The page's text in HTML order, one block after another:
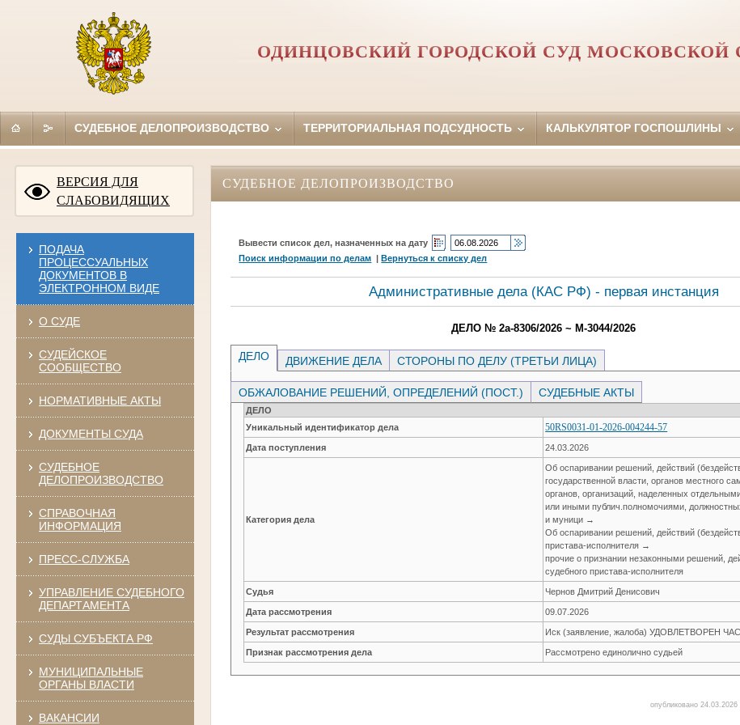
ОДИНЦОВСКИЙ ГОРОДСКОЙ СУД МОСКОВСКОЙ
СУДЕБНОЕ ДЕЛОПРОИЗВОДСТВО ТЕРРИТОРИАЛЬНАЯ ПОДСУДНОСТЬ КАЛЬКУЛЯТОР ГОСПОШЛИНЫ
ВЕРСИЯ ДЛЯ
СЛАБОВИДЯЩИХ
ПОДАЧА
ПРОЦЕССУАЛЬНЫХ
ДОКУМЕНТОВ В
ЭЛЕКТРОННОМ ВИДЕ
О СУДЕ
СУДЕЙСКОЕ
СООБЩЕСТВО
НОРМАТИВНЫЕ АКТЫ
ДОКУМЕНТЫ СУДА
СУДЕБНОЕ
ДЕЛОПРОИЗВОДСТВО
СПРАВОЧНАЯ
ИНФОРМАЦИЯ
ПРЕСС-СЛУЖБА
УПРАВЛЕНИЕ СУДЕБНОГО
ДЕПАРТАМЕНТА
СУДЫ СУБЪЕКТА РФ
МУНИЦИПАЛЬНЫЕ
ОРГАНЫ ВЛАСТИ
ВАКАНСИИ
СУДЕБНОЕ ДЕЛОПРОИЗВОДСТВО
Вывести список дел, назначенных на дату
Поиск информации по делам |Вернуться к списку дел
Административные дела (КАC РФ) - первая инстанция
ДЕЛО № 2а-8306/2026 ~ М-3044/2026
ДЕЛО ДВИЖЕНИЕ ДЕЛА СТОРОНЫ ПО ДЕЛУ (ТРЕТЬИ ЛИЦА)
ОБЖАЛОВАНИЕ РЕШЕНИЙ, ОПРЕДЕЛЕНИЙ (ПОСТ.) СУДЕБНЫЕ АКТЫ
ДЕЛО
Уникальный идентификатор дела
50RS0031-01-2026-004244-57
Дата поступления 24.03.2026
Категория дела
Об оспаривании решений, действий
государственной власти, органов местного
органов, организаций, наделенных
или иными публич.полномочиями,
и муници →
Об оспаривании решений, действий
пристава-исполнителя →
прочие о признании незаконными решений,
судебного пристава-исполнителя
Судья Чернов Дмитрий Денисович
Дата рассмотрения 09.07.2026
Результат рассмотрения Иск (заявление, жалоба) УДОВЛЕТВОРЕН
Признак рассмотрения дела Рассмотрено единолично судьей
опубликовано